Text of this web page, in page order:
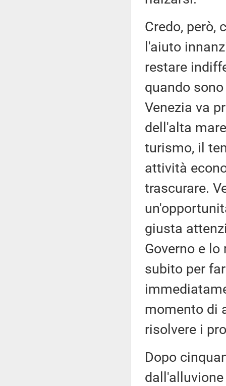
Credo, però,
l'aiuto
restare
quando
Venezia va
dell'alta
turismo, il
attività
trascurare.
giusta
Governo e
subito per
momento di
risolvere i
Dopo